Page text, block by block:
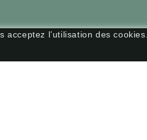
l’utilisation des cookies.